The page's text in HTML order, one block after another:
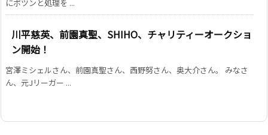
にポツンと処理を ...
川平慈英、前園真聖、SHIHO、チャリティーオークショ
ン開始！
宮澤ミシェルさん、前園真聖さん、西野努さん、奥大介さん。 みなさ
ん、元Jリーガー ...